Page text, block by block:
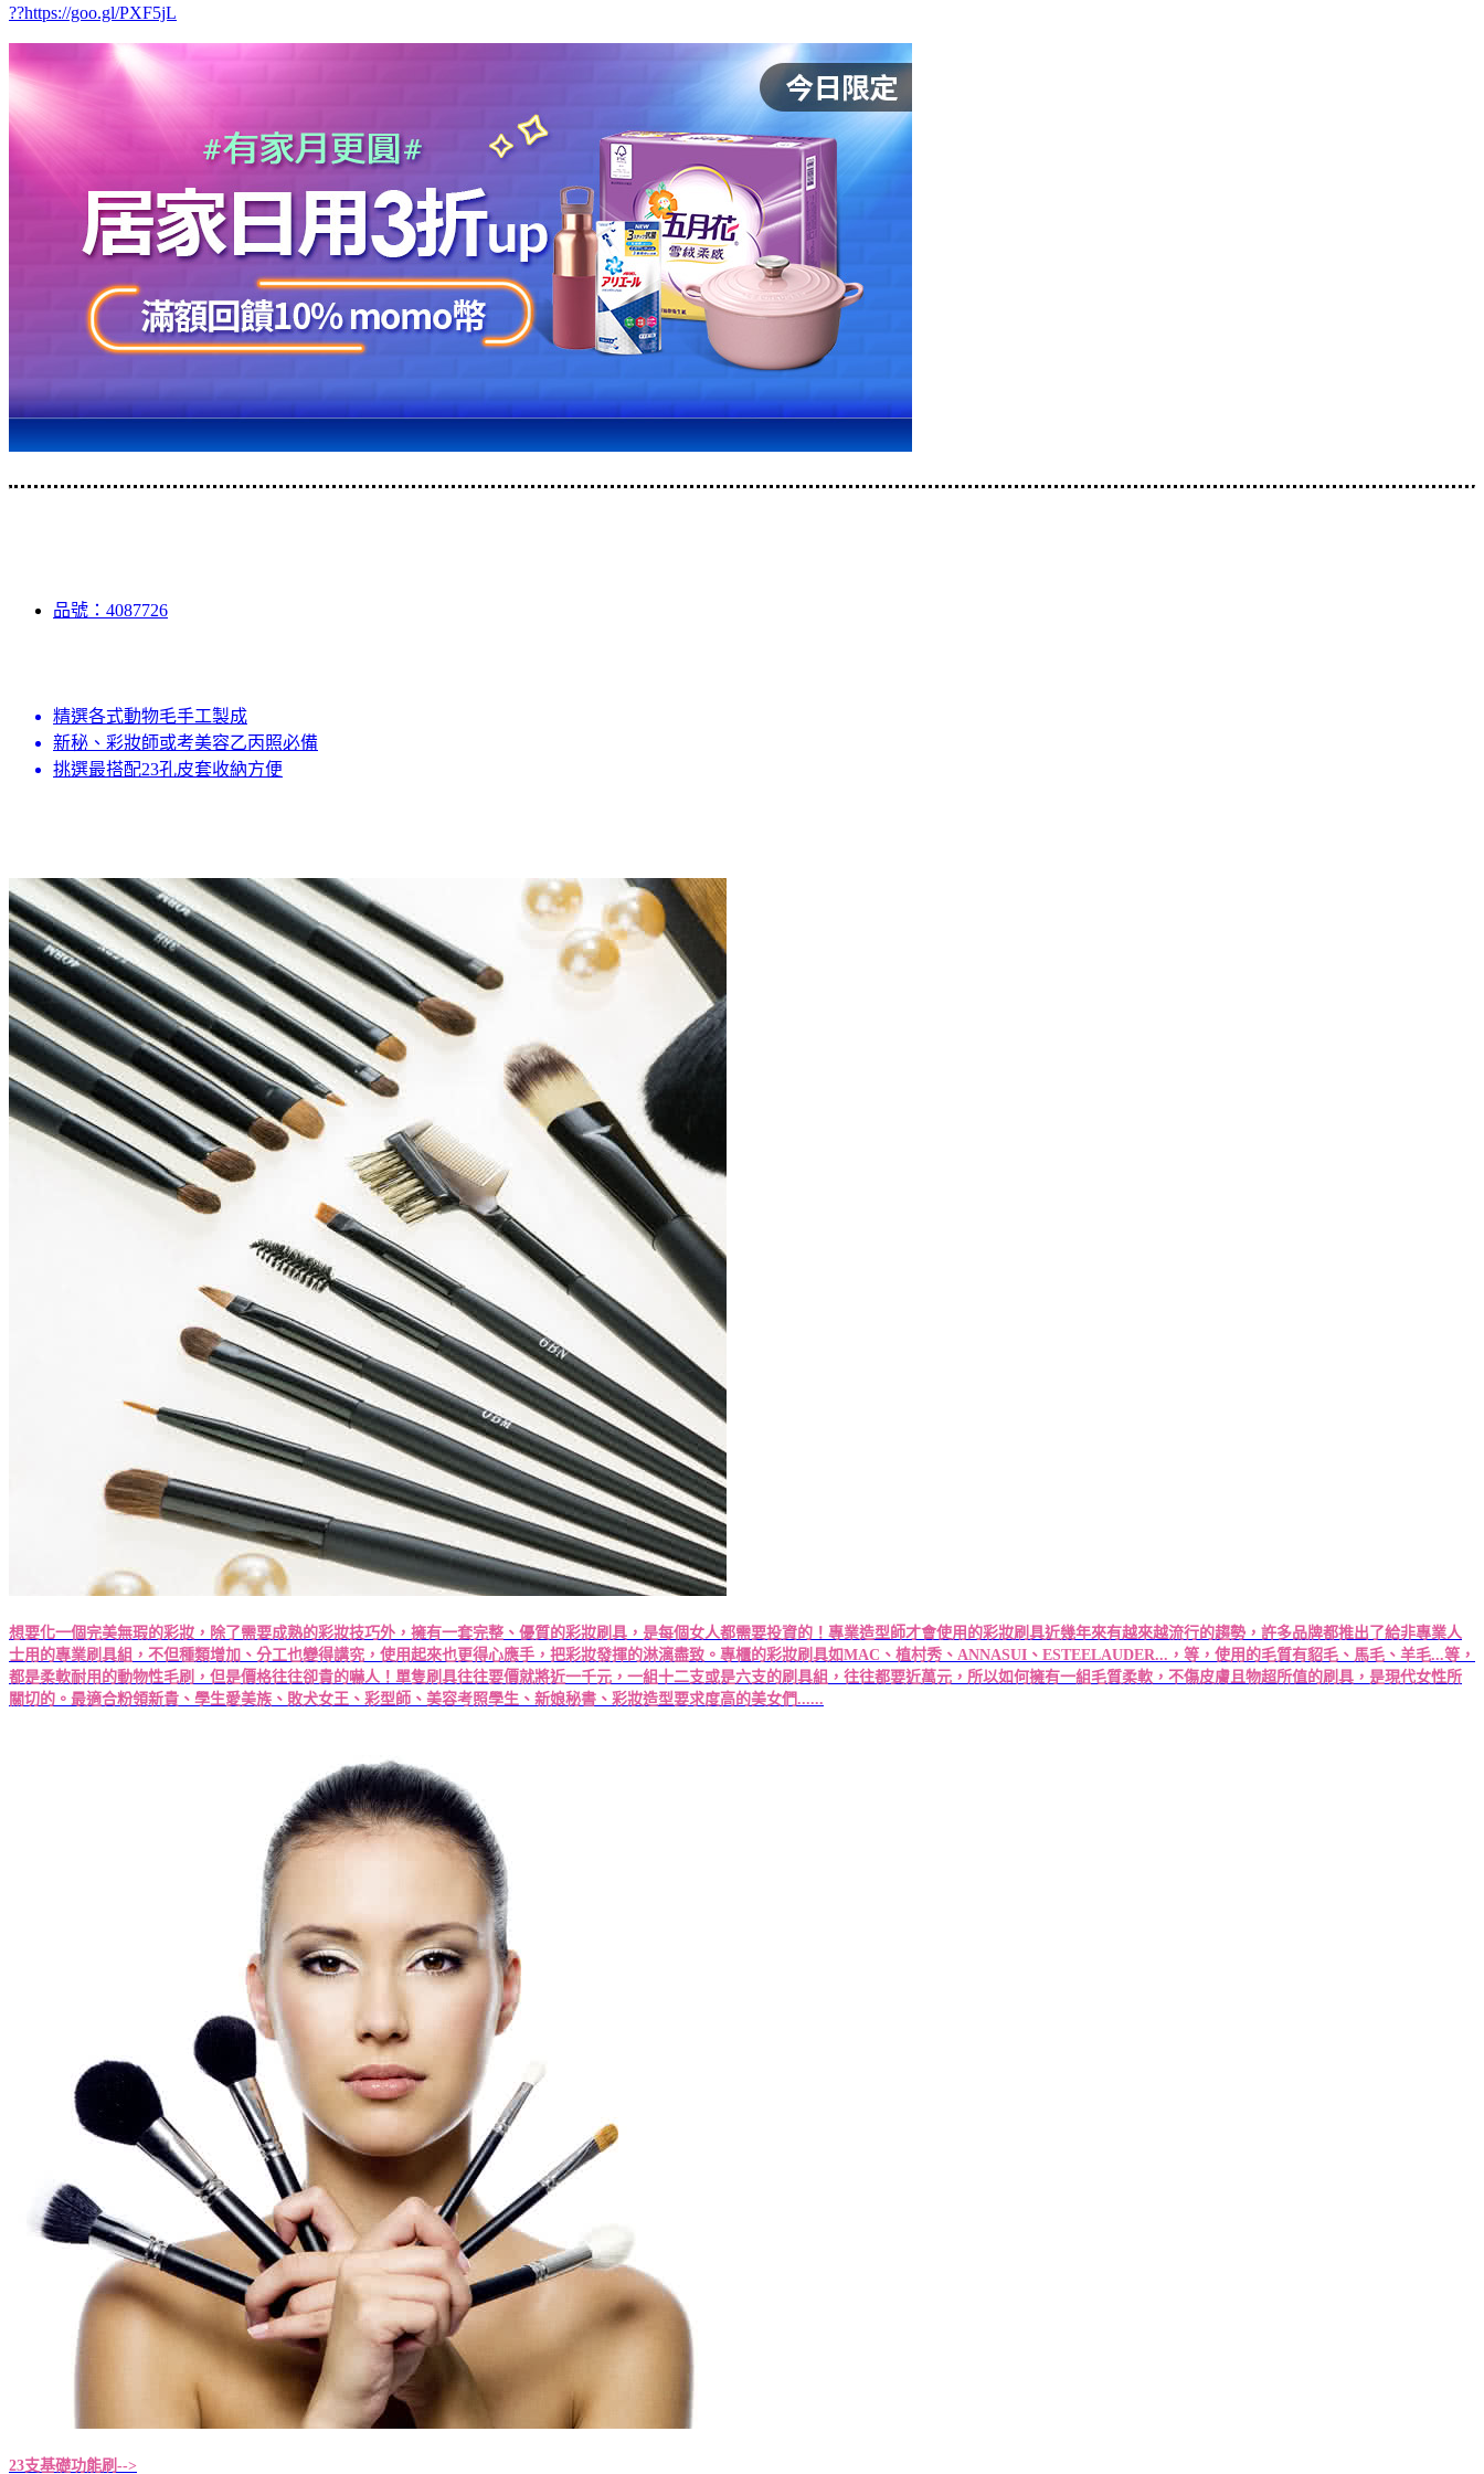
??https://goo.gl/PXF5jL
品號：4087726
精選各式動物毛手工製成
新秘、彩妝師或考美容乙丙照必備
挑選最搭配23孔皮套收納方便
想要化一個完美無瑕的彩妝，除了需要成熟的彩妝技巧外，擁有一套完整、優質的彩妝刷具，是每個女人都需要投資的！專業造型師才會使用的彩妝刷具近幾年來有越來越流行的趨勢，許多品牌都推出了給非專業人
士用的專業刷具組，不但種類增加、分工也變得講究，使用起來也更得心應手，把彩妝發揮的淋漓盡致。專櫃的彩妝刷具如MAC、植村秀、ANNASUI、ESTEELAUDER...，等，使用的毛質有貂毛、馬毛、羊毛...等，
都是柔軟耐用的動物性毛刷，但是價格往往卻貴的嚇人！單隻刷具往往要價就將近一千元，一組十二支或是六支的刷具組，往往都要近萬元，所以如何擁有一組毛質柔軟，不傷皮膚且物超所值的刷具，是現代女性所
關切的。最適合粉領新貴、學生愛美族、敗犬女王、彩型師、美容考照學生、新娘秘書、彩妝造型要求度高的美女們......
23支基礎功能刷-->